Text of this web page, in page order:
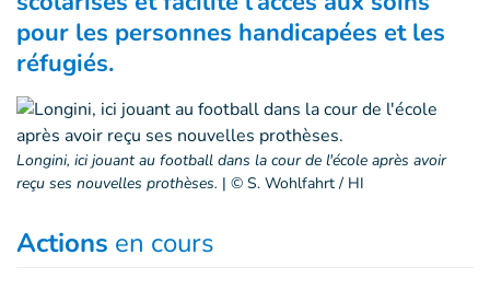
pour les personnes handicapées et les
réfugiés.
Longini, ici jouant au football dans la cour de l'école après avoir
reçu ses nouvelles prothèses. | © S. Wohlfahrt / HI
Actions en cours